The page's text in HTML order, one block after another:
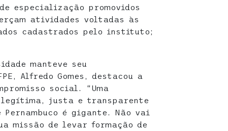
especialização promovidos
atividades voltadas às
cadastrados pelo instituto;
manteve seu
Alfredo Gomes, destacou a
social. “Uma
justa e transparente
é gigante. Não vai
missão de levar formação de